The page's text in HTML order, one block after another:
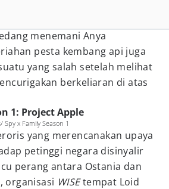
menemani Anya
pesta kembang api juga
yang salah setelah melihat
berkeliaran di atas
1: Project Apple
Spy x Family Season 1
yang merencanakan upaya
petinggi negara disinyalir
perang antara Ostania dan
organisasi WISEtempat Loid